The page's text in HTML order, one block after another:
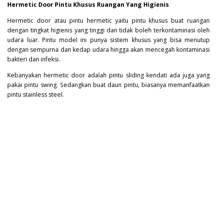
Hermetic Door Pintu Khusus Ruangan Yang Higienis
Hermetic door atau pintu hermetic yaitu pintu khusus buat ruangan
dengan tingkat higienis yang tinggi dan tidak boleh terkontaminasi oleh
udara luar. Pintu model ini punya sistem khusus yang bisa menutup
dengan sempurna dan kedap udara hingga akan mencegah kontaminasi
bakteri dan infeksi.
Kebanyakan hermetic door adalah pintu sliding kendati ada juga yang
pakai pintu swing. Sedangkan buat daun pintu, biasanya memanfaatkan
pintu stainless steel.